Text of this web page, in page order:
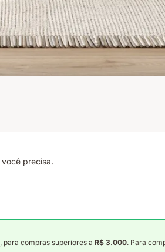
precisa.
, para compras superiores a R$ 3.000. Para